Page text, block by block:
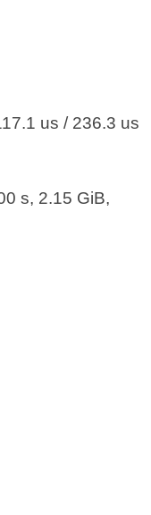
us / 236.3 us
s, 2.15 GiB,